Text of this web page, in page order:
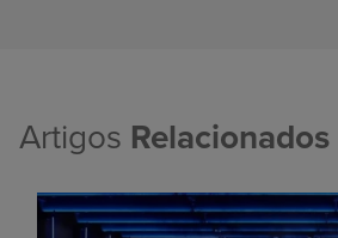
Artigos Relacionados